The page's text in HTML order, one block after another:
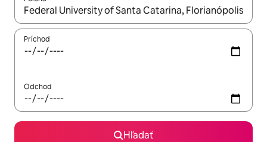
Keď budú výsledky k dispozícii, môžete si ich prechádzať
Príchod
Odchod
Hľadať